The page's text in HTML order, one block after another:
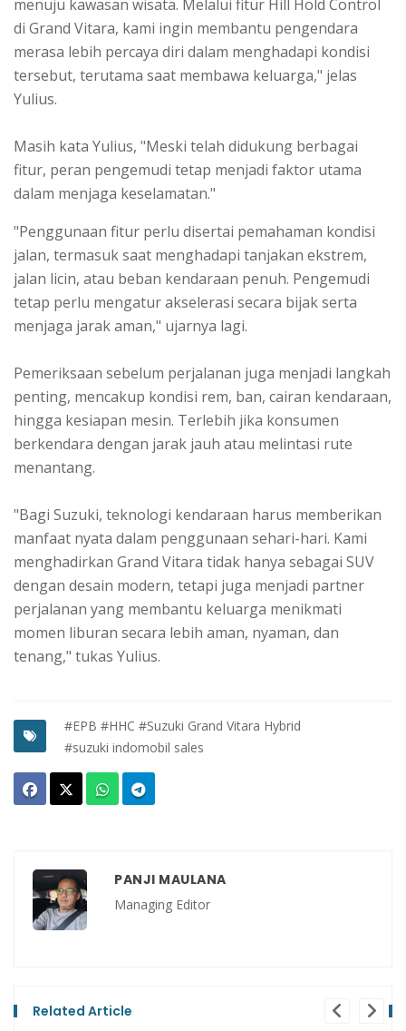
menuju kawasan wisata. Melalui fitur Hill Hold Control
di Grand Vitara, kami ingin membantu pengendara
merasa lebih percaya diri dalam menghadapi kondisi
tersebut, terutama saat membawa keluarga," jelas
Yulius.
Masih kata Yulius, "Meski telah didukung berbagai
fitur, peran pengemudi tetap menjadi faktor utama
dalam menjaga keselamatan."
"Penggunaan fitur perlu disertai pemahaman kondisi
jalan, termasuk saat menghadapi tanjakan ekstrem,
jalan licin, atau beban kendaraan penuh. Pengemudi
tetap perlu mengatur akselerasi secara bijak serta
menjaga jarak aman," ujarnya lagi.
Pemeriksaan sebelum perjalanan juga menjadi langkah
penting, mencakup kondisi rem, ban, cairan kendaraan,
hingga kesiapan mesin. Terlebih jika konsumen
berkendara dengan jarak jauh atau melintasi rute
menantang.
"Bagi Suzuki, teknologi kendaraan harus memberikan
manfaat nyata dalam penggunaan sehari-hari. Kami
menghadirkan Grand Vitara tidak hanya sebagai SUV
dengan desain modern, tetapi juga menjadi partner
perjalanan yang membantu keluarga menikmati
momen liburan secara lebih aman, nyaman, dan
tenang," tukas Yulius.
#EPB #HHC #Suzuki Grand Vitara Hybrid
#suzuki indomobil sales
PANJI MAULANA
Managing Editor
Related Article